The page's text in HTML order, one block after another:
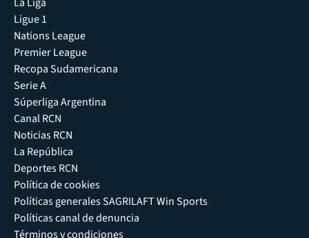
Ligue 1
Nations League
Premier League
Recopa Sudamericana
Serie A
Súperliga Argentina
Canal RCN
Noticias RCN
La República
Deportes RCN
Política de cookies
Políticas generales SAGRILAFT Win Sports
Políticas canal de denuncia
Términos y condiciones